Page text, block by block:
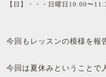
【日】・・・日曜日10:00〜
今回もレッスンの模様を報
今回は夏休みということで